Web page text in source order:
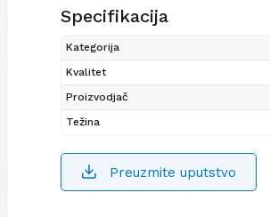
Specifikacija
Kategorija
Kvalitet
Proizvodjač
Težina
Preuzmite uputstvo